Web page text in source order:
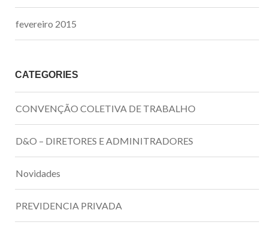
fevereiro 2015
CATEGORIES
CONVENÇÃO COLETIVA DE TRABALHO
D&O – DIRETORES E ADMINITRADORES
Novidades
PREVIDENCIA PRIVADA